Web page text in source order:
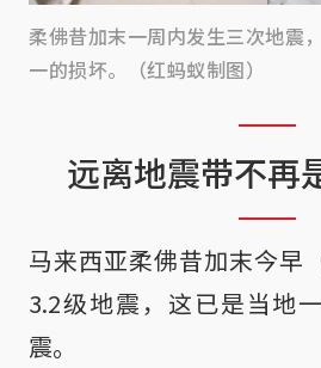
柔佛昔加末一周内发生三次地震
一的损坏。（红蚂蚁制图）
远离地震带不再
马来西亚柔佛昔加末今早
3.2级地震，这已是当地
震。